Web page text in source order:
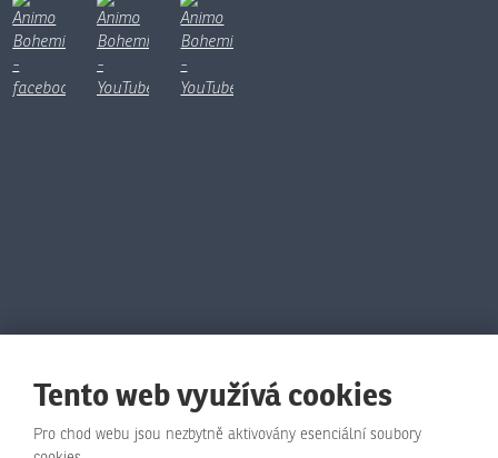
Tento web využívá cookies
Pro chod webu jsou nezbytně aktivovány esenciální soubory